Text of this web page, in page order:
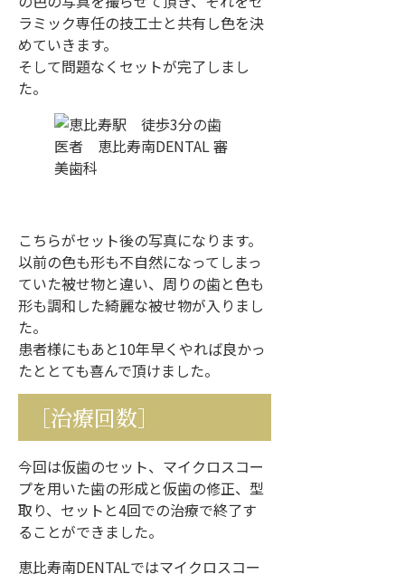
ラミック専任の技工士と共有し色を決
めていきます。
そして問題なくセットが完了しまし
た。
こちらがセット後の写真になります。
以前の色も形も不自然になってしまっ
ていた被せ物と違い、周りの歯と色も
形も調和した綺麗な被せ物が入りまし
た。
患者様にもあと10年早くやれば良かっ
たととても喜んで頂けました。
［治療回数］
今回は仮歯のセット、マイクロスコー
プを用いた歯の形成と仮歯の修正、型
取り、セットと4回での治療で終了す
ることができました。
恵比寿南DENTALではマイクロスコー